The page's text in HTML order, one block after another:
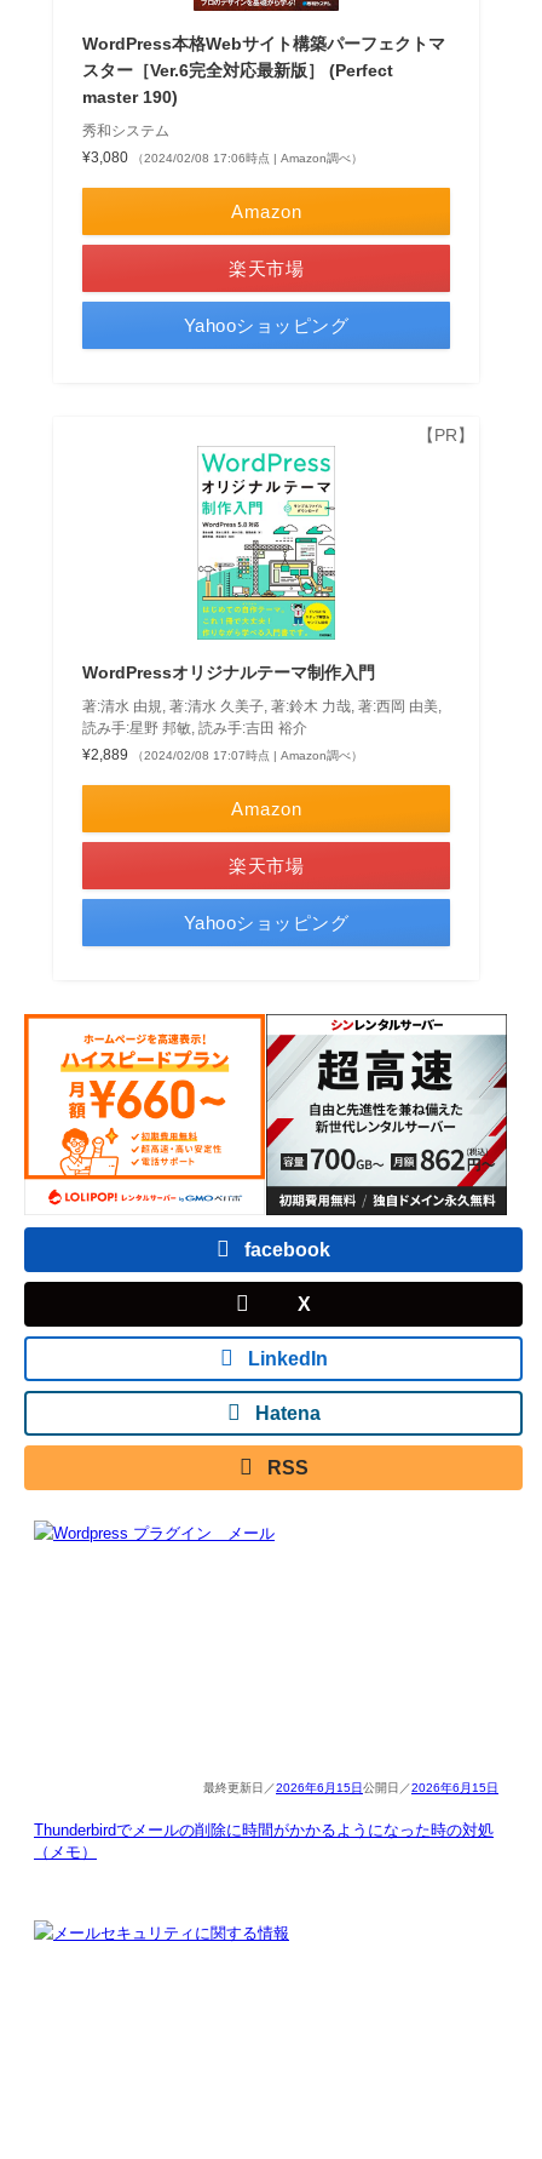
WordPress本格Webサイト構築パーフェクトマ
スター［Ver.6完全対応最新版］ (Perfect
master 190)
秀和システム
¥3,080
（2024/02/08 17:06時点 | Amazon調べ）
Amazon
楽天市場
Yahooショッピング
WordPressオリジナルテーマ制作入門
著:清水 由規, 著:清水 久美子, 著:鈴木 力哉, 著:西岡 由美,
読み手:星野 邦敏, 読み手:吉田 裕介
¥2,889
（2024/02/08 17:07時点 | Amazon調べ）
Amazon
楽天市場
Yahooショッピング
facebook
X
LinkedIn
Hatena
RSS
2026年6月15日 2026年6月15日
Thunderbirdでメールの削除に時間がかかるようになった時の対処
（メモ）